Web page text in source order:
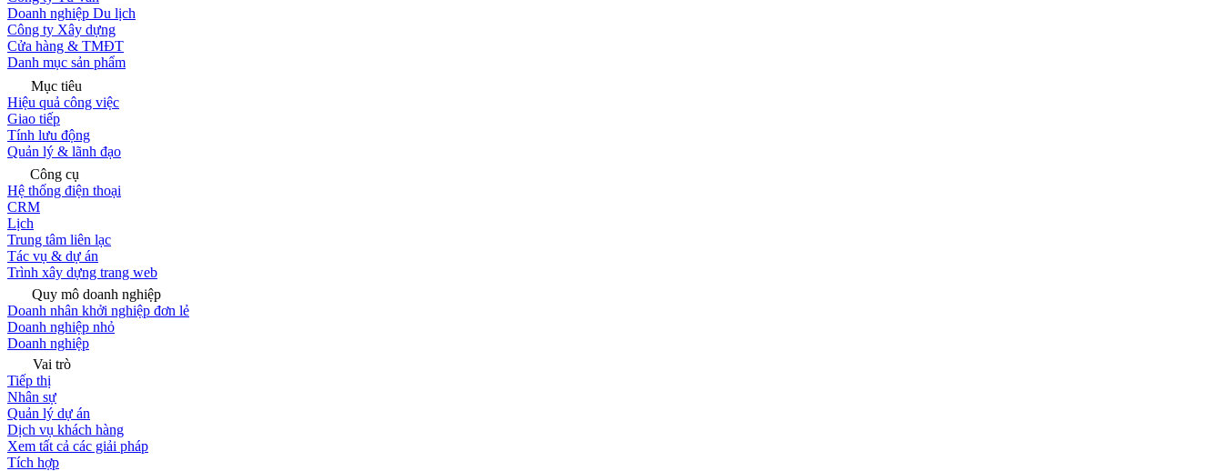
Doanh nghiệp Du lịch
Công ty Xây dựng
Cửa hàng & TMĐT
Danh mục sản phẩm
Mục tiêu
Hiệu quả công việc
Giao tiếp
Tính lưu động
Quản lý & lãnh đạo
Công cụ
Hệ thống điện thoại
CRM
Lịch
Trung tâm liên lạc
Tác vụ & dự án
Trình xây dựng trang web
Quy mô doanh nghiệp
Doanh nhân khởi nghiệp đơn lẻ
Doanh nghiệp nhỏ
Doanh nghiệp
Vai trò
Tiếp thị
Nhân sự
Quản lý dự án
Dịch vụ khách hàng
Xem tất cả các giải pháp
Tích hợp